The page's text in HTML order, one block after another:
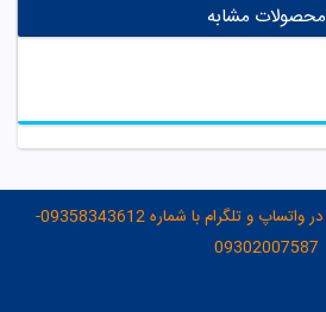
محصولات مشابه
مشاوره رایگان بصورت چت در واتساپ و تلگرام با شماره 09358343612-
09302007587